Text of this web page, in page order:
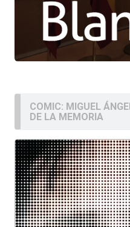
COMIC: MIGUEL
DE LA MEMORIA